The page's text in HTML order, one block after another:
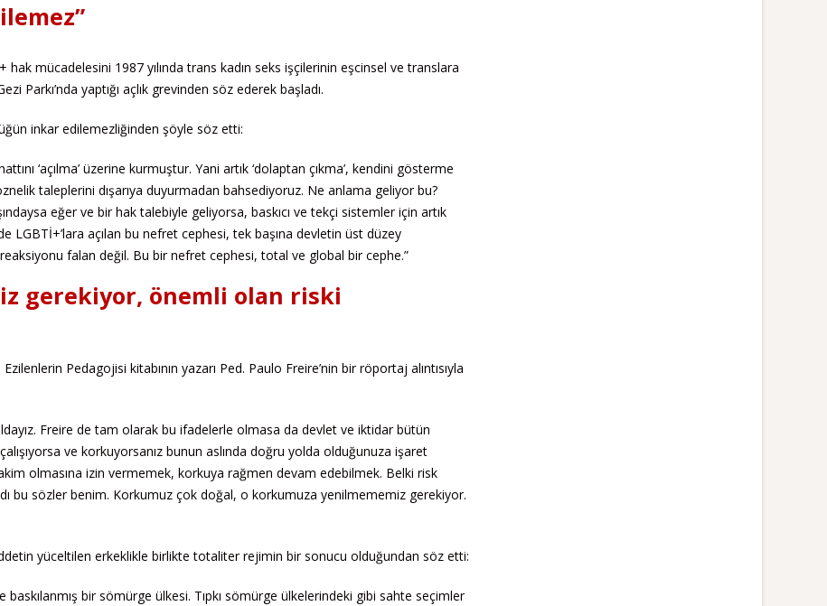
hak mücadelesini 1987 yılında trans kadın seks işçilerinin eşcinsel ve translara
Parkı’nda yaptığı açlık grevinden söz ederek başladı.
inkar edilemezliğinden şöyle söz etti:
‘açılma’ üzerine kurmuştur. Yani artık ‘dolaptan çıkma’, kendini gösterme
taleplerini dışarıya duyurmadan bahsediyoruz. Ne anlama geliyor bu?
eğer ve bir hak talebiyle geliyorsa, baskıcı ve tekçi sistemler için artık
LGBTİ+’lara açılan bu nefret cephesi, tek başına devletin üst düzey
reaksiyonu falan değil. Bu bir nefret cephesi, total ve global bir cephe.”
gerekiyor, önemli olan riski
Pedagojisi kitabının yazarı Ped. Paulo Freire’nin bir röportaj alıntısıyla
Freire de tam olarak bu ifadelerle olmasa da devlet ve iktidar bütün
ve korkuyorsanız bunun aslında doğru yolda olduğunuza işaret
olmasına izin vermemek, korkuya rağmen devam edebilmek. Belki risk
bu sözler benim. Korkumuz çok doğal, o korkumuza yenilmememiz gerekiyor.
yüceltilen erkeklikle birlikte totaliter rejimin bir sonucu olduğundan söz etti:
bir sömürge ülkesi. Tıpkı sömürge ülkelerindeki gibi sahte seçimler